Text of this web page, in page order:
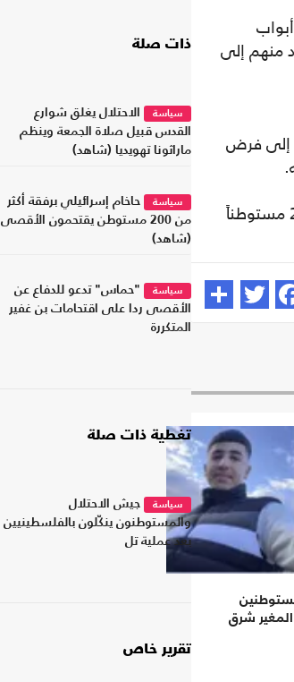
منهم إلى
إلى فرض
وشهدت الأيام الأخيرة ارتفاعاً ملحوظاً في أعداد المقتحمين، إذ تشير تقديرات إلى أن أكثر من 2130 مستوطناً
شرق
ذات صلة
سياسة
الاحتلال يغلق شوارع
القدس قبيل صلاة الجمعة وينظم
ماراثونا تهويديا (شاهد)
سياسة
حاخام إسرائيلي برفقة أكثر
من 200 مستوطن يقتحمون الأقصى
(شاهد)
سياسة
"حماس" تدعو للدفاع عن
الأقصى ردا على اقتحامات بن غفير
المتكررة
تغطية ذات صلة
سياسة
جيش الاحتلال
والمستوطنون ينكّلون بالفلسطينيين
بعد عملية تل
تقرير خاص